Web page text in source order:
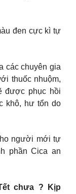
đen cực kì tự
các chuyên gia
thuốc nhuộm,
được phục hồi
khô, hư tổn do
người mới tự
phần Cica an
chưa ? Kịp